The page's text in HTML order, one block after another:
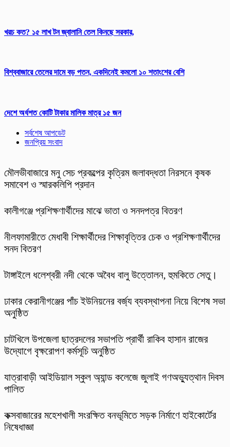
খরচ কত? ১৫ লাখ টন জ্বালানি তেল কিনছে সরকার,
বিশ্ববাজারে তেলের দামে বড় পতন, একদিনেই কমলো ১০ শতাংশের বেশি
দেশে অর্ধশত কোটি টাকার মালিক মাত্র ১৫ জন
সর্বশেষ আপডেট
জনপ্রিয় সংবাদ
মৌলভীবাজারে মনু সেচ প্রকল্পের কৃত্রিম জলাবদ্ধতা নিরসনে কৃষক
সমাবেশ ও স্মারকলিপি প্রদান
কালীগঞ্জে প্রশিক্ষণার্থীদের মাঝে ভাতা ও সনদপত্র বিতরণ
নীলফামারীতে মেধাবী শিক্ষার্থীদের শিক্ষাবৃত্তির চেক ও প্রশিক্ষণার্থীদের
সনদ বিতরণ
টাঙ্গাইলে ধলেশ্বরী নদী থেকে অবৈধ বালু উত্তোলন, হুমকিতে সেতু।
ঢাকার কেরানীগঞ্জের পাঁচ ইউনিয়নের বর্জ্য ব্যবস্থাপনা নিয়ে বিশেষ সভা
অনুষ্ঠিত
চাটখিলে উপজেলা ছাত্রদলের সভাপতি প্রার্থী রাকিব হাসান রাজের
উদ্যোগে বৃক্ষরোপণ কর্মসূচি অনুষ্ঠিত
যাত্রাবাড়ী আইডিয়াল স্কুল অ্যান্ড কলেজে জুলাই গণঅভ্যুত্থান দিবস
পালিত
কক্সবাজারের মহেশখালী সংরক্ষিত বনভূমিতে সড়ক নির্মাণে হাইকোর্টের
নিষেধাজ্ঞা